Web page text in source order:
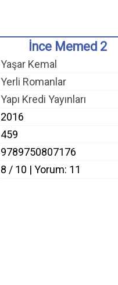
İnce Memed 2
Yaşar Kemal
Yerli Romanlar
Yapı Kredi Yayınları
2016
459
9789750807176
8 / 10 | Yorum: 11